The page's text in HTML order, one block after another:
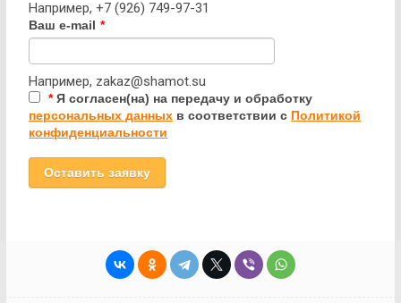
Например, +7 (926) 749-97-31
Ваш e-mail *
Например, zakaz@shamot.su
*Я согласен(на) на передачу и обработку
персональных данных в соответствии с Политикой
конфиденциальности
Оставить заявку